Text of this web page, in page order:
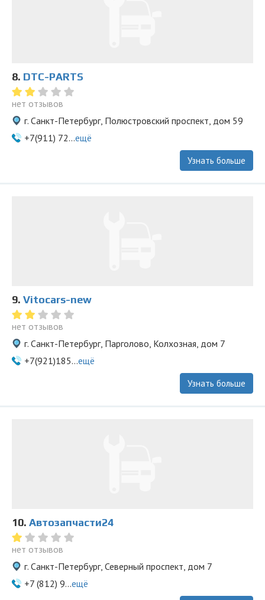
8. DTC-PARTS
нет отзывов
г. Санкт-Петербург, Полюстровский проспект, дом 59
+7(911) 72...ещё
Узнать больше
9. Vitocars-new
нет отзывов
г. Санкт-Петербург, Парголово, Колхозная, дом 7
+7(921)185...ещё
Узнать больше
10. Автозапчасти24
нет отзывов
г. Санкт-Петербург, Северный проспект, дом 7
+7 (812) 9...ещё